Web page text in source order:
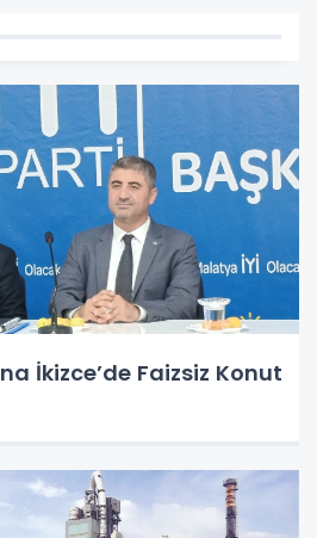
İkizce’de Faizsiz Konut